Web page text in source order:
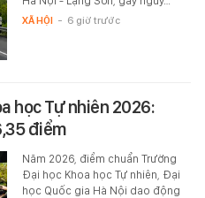
XÃ HỘI - 6 giờ trước
học Tự nhiên 2026:
điểm
Năm 2026, điểm chuẩn Trường
Đại học Khoa học Tự nhiên, Đại
học Quốc gia Hà Nội dao động